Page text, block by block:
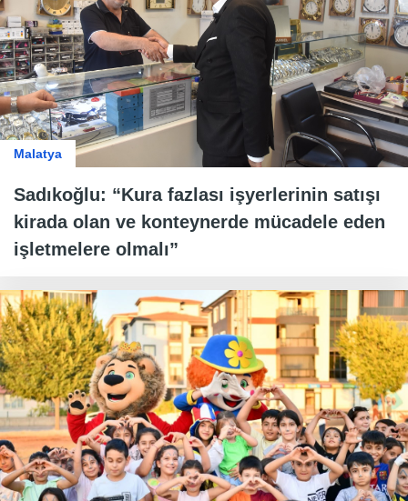
Malatya
Sadıkoğlu: “Kura fazlası işyerlerinin satışı
kirada olan ve konteynerde mücadele eden
işletmelere olmalı”